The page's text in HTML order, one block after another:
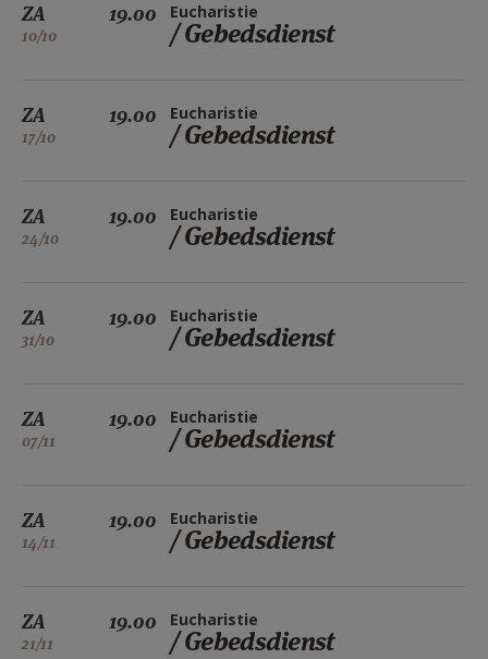
ZA
10/10
19.00 Eucharistie
/ Gebedsdienst
ZA
17/10
19.00 Eucharistie
/ Gebedsdienst
ZA
24/10
19.00 Eucharistie
/ Gebedsdienst
ZA
31/10
19.00 Eucharistie
/ Gebedsdienst
ZA
07/11
19.00 Eucharistie
/ Gebedsdienst
ZA
14/11
19.00 Eucharistie
/ Gebedsdienst
ZA
21/11
19.00 Eucharistie
/ Gebedsdienst